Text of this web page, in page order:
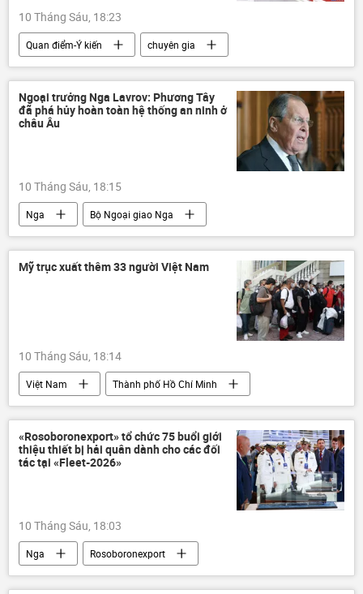
10 Tháng Sáu, 18:23
Quan điểm-Ý kiến
chuyên gia
Trung Quốc
Bắc Triều Tiên
Chính trị
Kim Jong-un
Tập Cận Bình
Thế giới Châu Á
Ngoại trưởng Nga Lavrov: Phương Tây
đã phá hủy hoàn toàn hệ thống an ninh ở
châu Âu
10 Tháng Sáu, 18:15
Nga
Bộ Ngoại giao Nga
phương Tây
Chính trị Thế giới
Mỹ trục xuất thêm 33 người Việt Nam
10 Tháng Sáu, 18:14
Việt Nam
Thành phố Hồ Chí Minh
công an
Pháp luật
thông tin
người Việt
trục xuất bị trục xuất
«Rosoboronexport» tổ chức 75 buổi giới
thiệu thiết bị hải quân dành cho các đối
tác tại «Fleet-2026»
10 Tháng Sáu, 18:03
Nga
Rosoboronexport
cuộc triển lãm
Quan điểm-Ý kiến